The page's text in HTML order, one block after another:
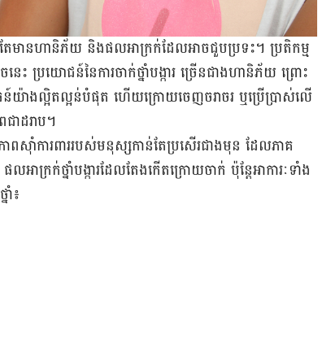
តែ​មាន​ហានិភ័យ និង​ផល​អាក្រក់​ដែល​អាច​ជួបប្រទះ។ ប្រតិកម្ម​
ះ ប្រយោជន៍​នៃ​ការ​ចាក់​ថ្នាំ​បង្ការ ច្រើន​ជាង​ហានិភ័យ ព្រោះ​
ធន៍​យ៉ាង​ល្អិតល្អន់​បំផុត ហើយ​ក្រោយ​ចេញ​ចរាចរ ឬ​ប្រើប្រាស់​លើ​
ា​ដរាប។
ធភាពស៊ាំ​​ការពារ​របស់​មនុស្ស​កាន់​តែ​​ប្រសើរ​ជាង​មុន ដែល​ភាគ​
ាក្រក់​ថ្នាំ​បង្ការ​ដែល​​តែង​កើត​ក្រោយ​ចាក់ ប៉ុន្តែ​អាការៈ​ទាំង​
ាំ៖